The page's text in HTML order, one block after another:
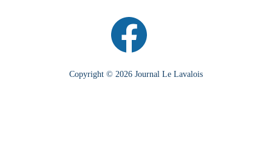
Copyright © 2026 Journal Le Lavalois